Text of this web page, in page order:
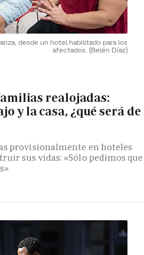
desde un hotel habilitado para los
afectados. (Belén Díaz)
realojadas:
y la casa, ¿qué será de
provisionalmente en hoteles
sus vidas: «Sólo pedimos que